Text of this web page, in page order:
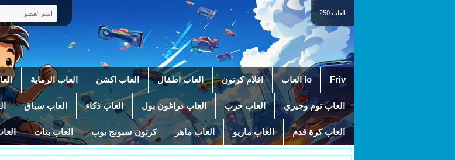
العاب 250
Friv Io العاب افلام كرتون العاب اطفال العاب اكشن العاب الرماية
العاب توم وجيري العاب حرب العاب دراغون بول العاب ذكاء العاب سباق
العاب كرة قدم العاب ماريو العاب ماهر كرتون سبونج بوب العاب بنات